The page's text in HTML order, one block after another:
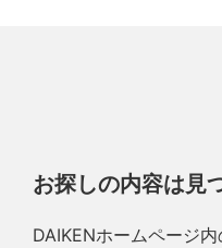
お探しの内容は見
DAIKENホームページ